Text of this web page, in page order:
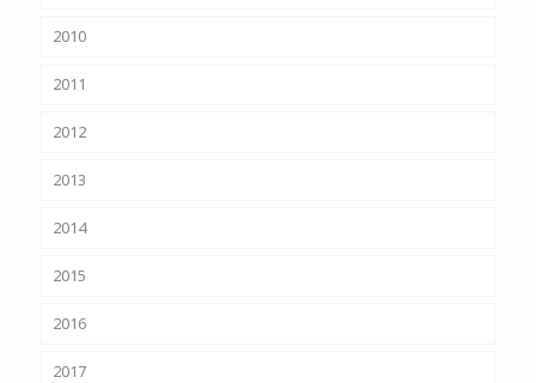
2010
2011
2012
2013
2014
2015
2016
2017